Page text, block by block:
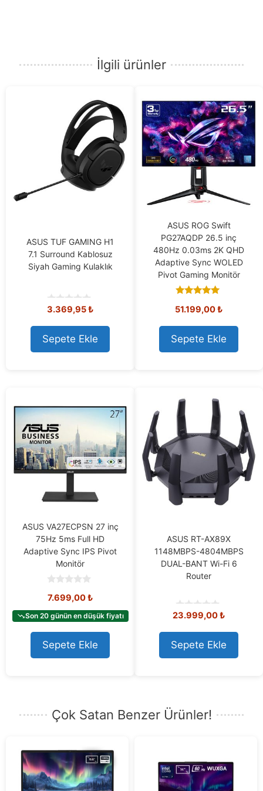
İlgili ürünler
ASUS TUF GAMING H1
7.1 Surround Kablosuz
Siyah Gaming Kulaklık
0
u
t
o
f
3.369,95₺
Sepete Ekle
ASUS ROG Swift
PG27AQDP 26.5 inç
480Hz 0.03ms 2K QHD
Adaptive Sync WOLED
Pivot Gaming Monitör
out of 5
51.199,00₺
Sepete Ekle
ASUS VA27ECPSN 27 inç
75Hz 5ms Full HD
Adaptive Sync IPS Pivot
Monitör
o
t
o
f
5
7.699,00₺
Son 20 günün en düşük fiyatı
Sepete Ekle
ASUS RT-AX89X
1148MBPS-4804MBPS
DUAL-BANT Wi-Fi 6
Router
0
u
t
o
f
23.999,00₺
Sepete Ekle
Çok Satan Benzer Ürünler!